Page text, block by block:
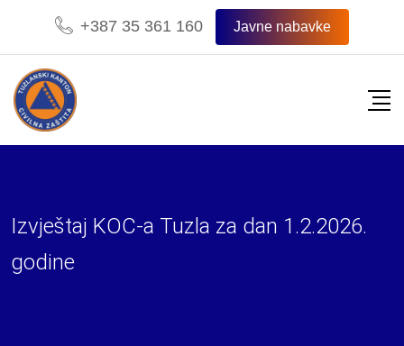
content
+387 35 361 160 Javne nabavke
Izvještaj KOC-a Tuzla za dan 1.2.2026.
godine